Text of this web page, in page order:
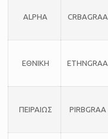
ALPHA CRBAGRAA
ΕΘΝΙΚΗ ETHNGRAA
ΠΕΙΡΑΙΩΣ PIRBGRAA